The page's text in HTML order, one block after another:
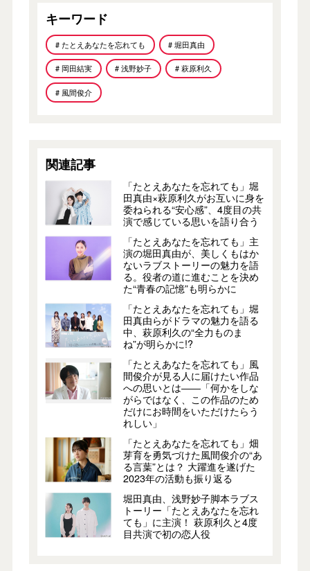
キーワード
# たとえあなたを忘れても # 堀田真由
# 岡田結実 # 浅野妙子 # 萩原利久
# 風間俊介
関連記事
「たとえあなたを忘れても」堀
田真由×萩原利久がお互いに身を
委ねられる“安心感”、4度目の共
演で感じている思いを語り合う
「たとえあなたを忘れても」主
演の堀田真由が、美しくもはか
ないラブストーリーの魅力を語
る。役者の道に進むことを決め
た“青春の記憶”も明らかに
「たとえあなたを忘れても」堀
田真由らがドラマの魅力を語る
中、萩原利久の“全力ものま
ね”が明らかに!?
「たとえあなたを忘れても」風
間俊介が見る人に届けたい作品
への思いとは――「何かをしな
がらではなく、この作品のため
だけにお時間をいただけたらう
れしい」
「たとえあなたを忘れても」畑
芽育を勇気づけた風間俊介の“あ
る言葉”とは？ 大躍進を遂げた
2023年の活動も振り返る
堀田真由、浅野妙子脚本ラブス
トーリー「たとえあなたを忘れ
ても」に主演！ 萩原利久と4度
目共演で初の恋人役